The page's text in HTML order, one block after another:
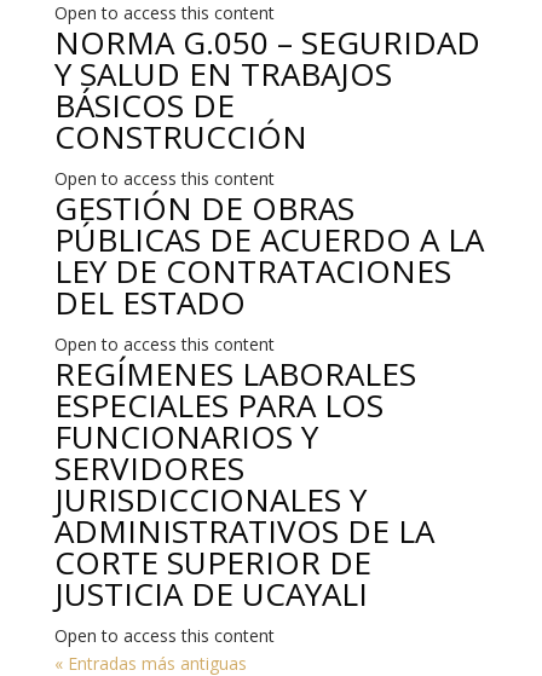
Open to access this content
NORMA G.050 – SEGURIDAD
Y SALUD EN TRABAJOS
BÁSICOS DE
CONSTRUCCIÓN
Open to access this content
GESTIÓN DE OBRAS
PÚBLICAS DE ACUERDO A LA
LEY DE CONTRATACIONES
DEL ESTADO
Open to access this content
REGÍMENES LABORALES
ESPECIALES PARA LOS
FUNCIONARIOS Y
SERVIDORES
JURISDICCIONALES Y
ADMINISTRATIVOS DE LA
CORTE SUPERIOR DE
JUSTICIA DE UCAYALI
Open to access this content
« Entradas más antiguas